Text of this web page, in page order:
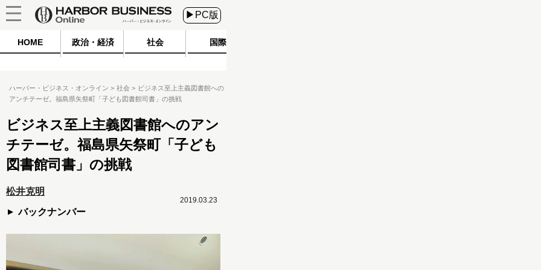
▶PC版
HOME 政治・経済 社会 国際
ハーバー・ビジネス・オンライン 社会
ビジネス至上主義図書館への
アンチテーゼ。福島県矢祭町「子ども図書館司書」の挑戦
ビジネス至上主義図書館へのアン
チテーゼ。福島県矢祭町「子ども
図書館司書」の挑戦
松井克明
バックナンバー
2019.03.23